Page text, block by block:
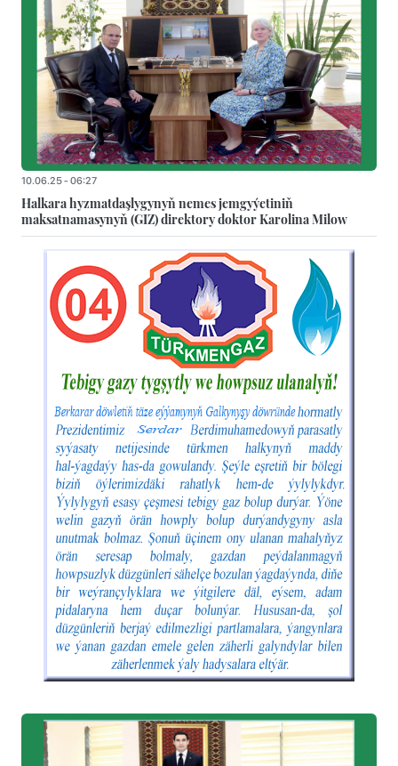
10.06.25 - 06:27
Halkara hyzmatdaşlygynyň nemes jemgyýetiniň
maksatnamasynyň (GIZ) direktory doktor Karolina Milow